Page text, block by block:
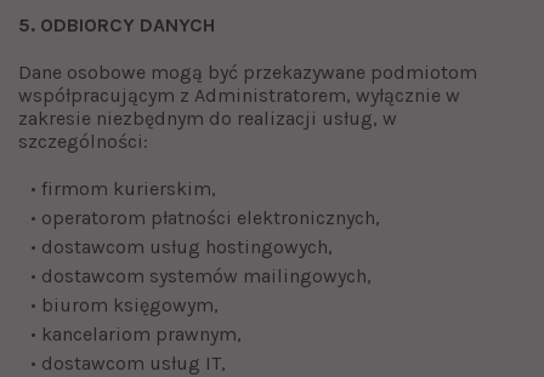
5. ODBIORCY DANYCH
Dane osobowe mogą być przekazywane podmiotom
współpracującym z Administratorem, wyłącznie w
zakresie niezbędnym do realizacji usług, w
szczególności:
• firmom kurierskim,
• operatorom płatności elektronicznych,
• dostawcom usług hostingowych,
• dostawcom systemów mailingowych,
• biurom księgowym,
• kancelariom prawnym,
• dostawcom usług IT,